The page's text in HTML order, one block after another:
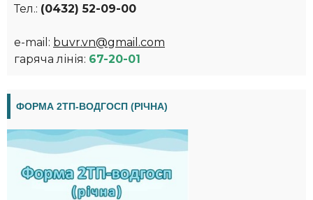
Тел.: (0432) 52-09-00
e-mail: buvr.vn@gmail.com
гаряча лінія: 67-20-01
ФOРМА 2ТП-ВОДГОСП (РІЧНА)